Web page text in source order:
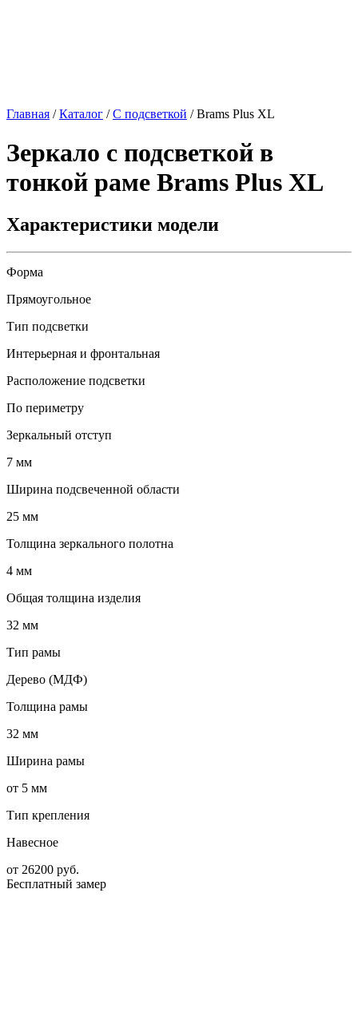
Главная /Каталог /С подсветкой /Brams Plus XL
Зеркало с подсветкой в
тонкой раме Brams Plus XL
Характеристики модели
Форма
Прямоугольное
Тип подсветки
Интерьерная и фронтальная
Расположение подсветки
По периметру
Зеркальный отступ
7 мм
Ширина подсвеченной области
25 мм
Толщина зеркального полотна
4 мм
Общая толщина изделия
32 мм
Тип рамы
Дерево (МДФ)
Толщина рамы
32 мм
Ширина рамы
от 5 мм
Тип крепления
Навесное
от 26200 руб.
Бесплатный замер